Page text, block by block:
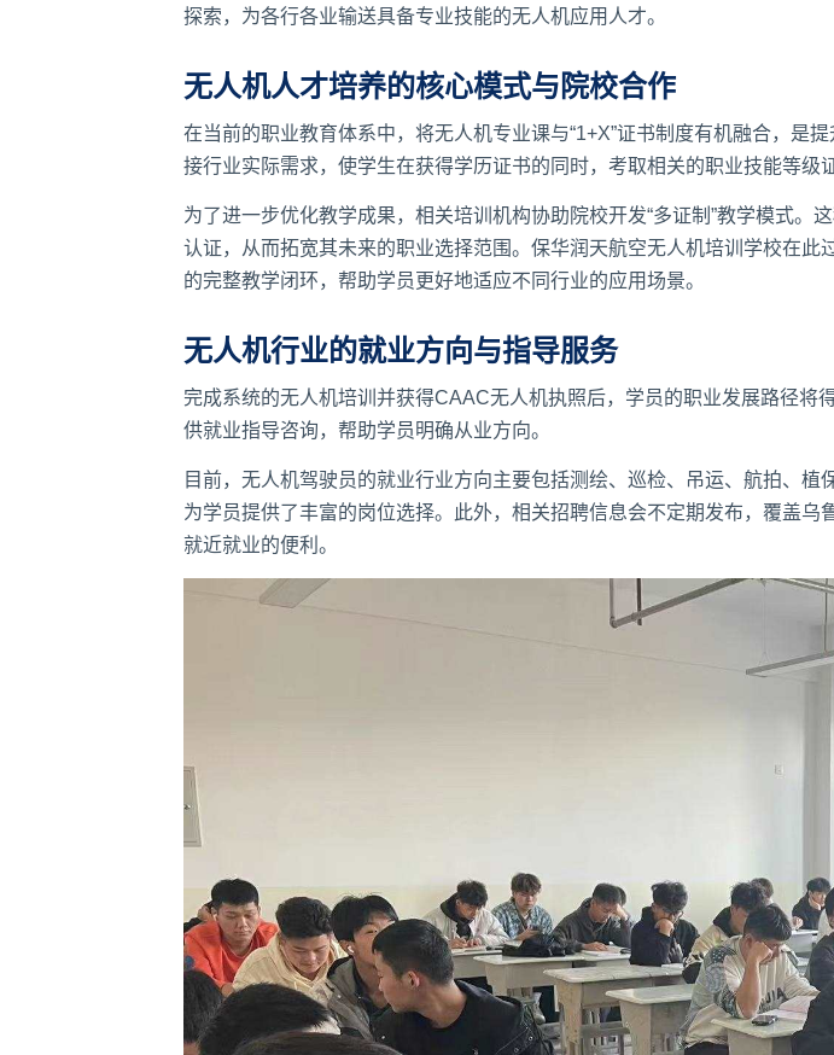
探索，为各行各业输送具备专业技能的无人机应用人才。
无人机人才培养的核心模式与院校合作
在当前的职业教育体系中，将无人机专业课与“1+X”证书制度有机融合，是
接行业实际需求，使学生在获得学历证书的同时，考取相关的职业技能等级
为了进一步优化教学成果，相关培训机构协助院校开发“多证制”教学模式
认证，从而拓宽其未来的职业选择范围。保华润天航空无人机培训学校在
的完整教学闭环，帮助学员更好地适应不同行业的应用场景。
无人机行业的就业方向与指导服务
完成系统的无人机培训并获得CAAC无人机执照后，学员的职业发展路径
供就业指导咨询，帮助学员明确从业方向。
目前，无人机驾驶员的就业行业方向主要包括测绘、巡检、吊运、航拍、
为学员提供了丰富的岗位选择。此外，相关招聘信息会不定期发布，覆盖
就近就业的便利。